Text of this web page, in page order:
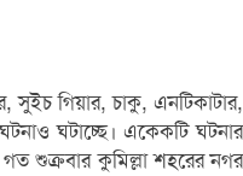
সুইচ গিয়ার, চাকু, এনটিকাটার,
ঘটাচ্ছে। একেকটি ঘটনার
শুক্রবার কুমিল্লা শহরের নগর